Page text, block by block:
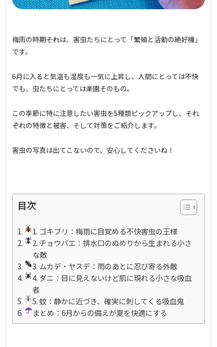
梅雨の時期――それは、害虫たちにとって「繁殖と活動の絶好機」
です。
6月に入ると気温も湿度も一気に上昇し、人間にとっては不快
でも、虫たちにとっては楽園そのもの。
この季節に特に注意したい害虫を5種類ピックアップし、それ
ぞれの特徴と被害、そして対策をご紹介します。
害虫の写真は出てこないので、安心してくださいね！
目次
1. ゴキブリ：梅雨に目覚める不快害虫の王様
2. チョウバエ：排水口のぬめりから生まれる小さ
な敵
3. ムカデ・ヤスデ：雨のあとに忍び寄る外敵
4. ダニ：目に見えないけど肌に現れる小さな吸血
者
5. 蚊：静かに近づき、確実に刺してくる吸血鬼
まとめ：6月からの備えが夏を快適にする